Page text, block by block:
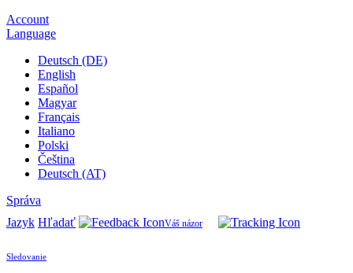
Account
Language
Deutsch (DE)
English
Español
Magyar
Français
Italiano
Polski
Čeština
Deutsch (AT)
Správa
Jazyk Hľadať Váš názor
Sledovanie